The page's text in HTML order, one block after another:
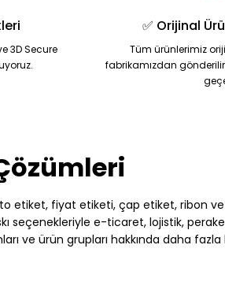
3D Secure
✅ Orijinal
Tüm ürünlerimiz
fabrikamızdan
etiket, fiyat etiketi, çap etiket, ribon ve
seçenekleriyle e-ticaret, lojistik,
ve ürün grupları hakkında daha fazla